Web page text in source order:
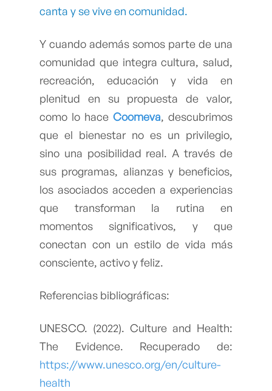
canta y se vive en comunidad.
Y cuando además somos parte de una
comunidad que integra cultura, salud,
recreación, educación y vida en
plenitud en su propuesta de valor,
como lo hace Coomeva, descubrimos
que el bienestar no es un privilegio,
sino una posibilidad real. A través de
sus programas, alianzas y beneficios,
los asociados acceden a experiencias
que transforman la rutina en
momentos significativos, y que
conectan con un estilo de vida más
consciente, activo y feliz.
Referencias bibliográficas:
UNESCO. (2022). Culture and Health:
The Evidence. Recuperado de:
https://www.unesco.org/en/culture-
health